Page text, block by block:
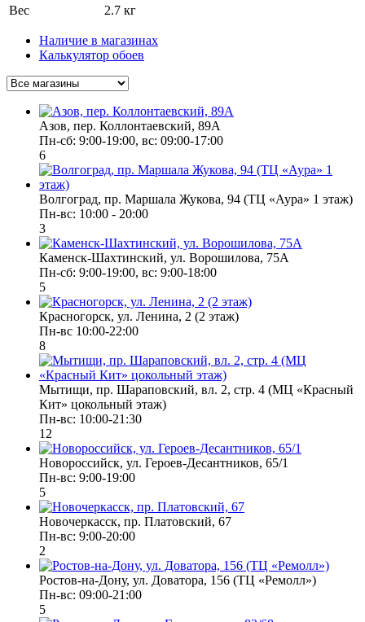
Вес
2.7 кг
Наличие в магазинах
Калькулятор обоев
Азов, пер. Коллонтаевский, 89А
Пн-сб: 9:00-19:00, вс: 09:00-17:00
6
Волгоград, пр. Маршала Жукова, 94 (ТЦ «Аура» 1 этаж)
Пн-вс: 10:00 - 20:00
3
Каменск-Шахтинский, ул. Ворошилова, 75А
Пн-сб: 9:00-19:00, вс: 9:00-18:00
5
Красногорск, ул. Ленина, 2 (2 этаж)
Пн-вс 10:00-22:00
8
Мытищи, пр. Шараповский, вл. 2, стр. 4 (МЦ «Красный
Кит» цокольный этаж)
Пн-вс: 10:00-21:30
12
Новороссийск, ул. Героев-Десантников, 65/1
Пн-вс: 9:00-19:00
5
Новочеркасск, пр. Платовский, 67
Пн-вс: 9:00-20:00
2
Ростов-на-Дону, ул. Доватора, 156 (ТЦ «Ремолл»)
Пн-вс: 09:00-21:00
5